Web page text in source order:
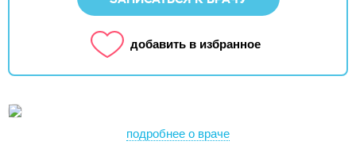
добавить в избранное
подробнее о враче